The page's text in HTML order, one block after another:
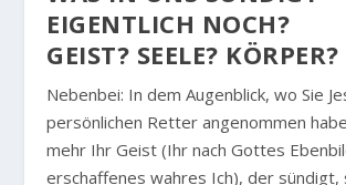
EIGENTLICH NOCH?
GEIST? SEELE? KÖRPER?
Nebenbei: In dem Augenblick, wo Sie
persönlichen Retter angenommen
mehr Ihr Geist (Ihr nach Gottes
erschaffenes wahres Ich), der sündigt,